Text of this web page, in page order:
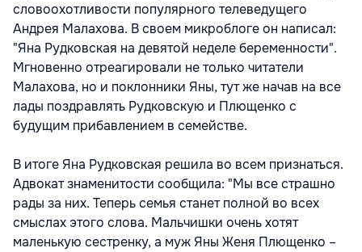
словоохотливости популярного телеведущего
Андрея Малахова. В своем микроблоге он написал:
"Яна Рудковская на девятой неделе беременности".
Мгновенно отреагировали не только читатели
Малахова, но и поклонники Яны, тут же начав на все
лады поздравлять Рудковскую и Плющенко с
будущим прибавлением в семействе.
В итоге Яна Рудковская решила во всем признаться.
Адвокат знаменитости сообщила: "Мы все страшно
рады за них. Теперь семья станет полной во всех
смыслах этого слова. Мальчишки очень хотят
маленькую сестренку, а муж Яны Женя Плющенко –